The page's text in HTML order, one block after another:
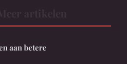
aan betere